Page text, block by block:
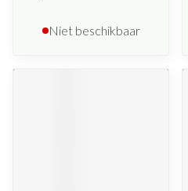
Niet beschikbaar